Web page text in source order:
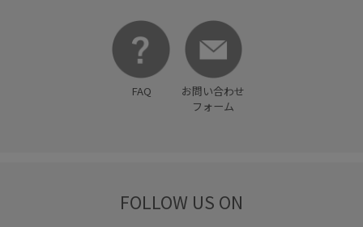
FAQ
お問い合わせ
フォーム
FOLLOW US ON